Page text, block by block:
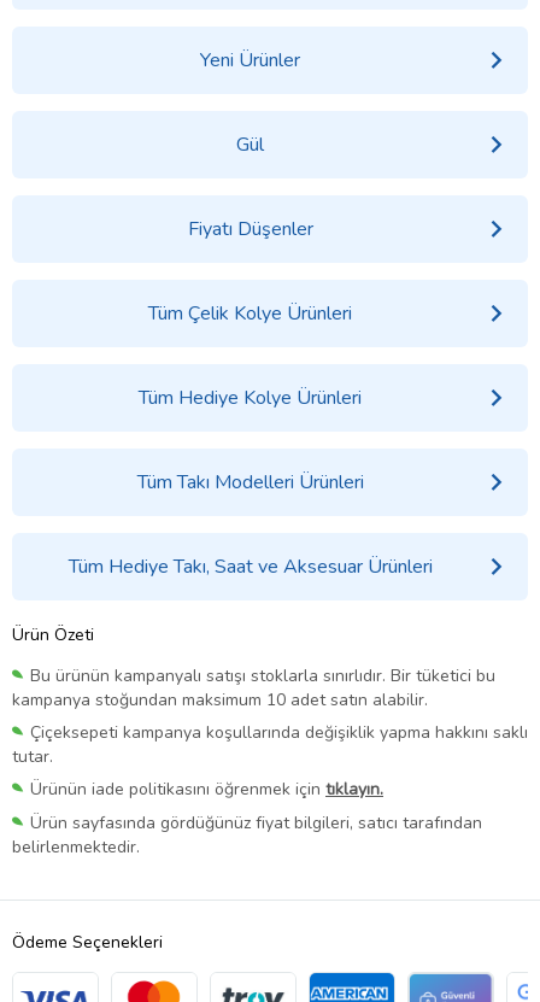
Yeni Ürünler
Gül
Fiyatı Düşenler
Tüm Çelik Kolye Ürünleri
Tüm Hediye Kolye Ürünleri
Tüm Takı Modelleri Ürünleri
Tüm Hediye Takı, Saat ve Aksesuar Ürünleri
Ürün Özeti
Bu ürünün kampanyalı satışı stoklarla sınırlıdır. Bir tüketici bu
kampanya stoğundan maksimum 10 adet satın alabilir.
Çiçeksepeti kampanya koşullarında değişiklik yapma hakkını saklı
tutar.
Ürünün iade politikasını öğrenmek için tıklayın.
Ürün sayfasında gördüğünüz fiyat bilgileri, satıcı tarafından
belirlenmektedir.
Ödeme Seçenekleri